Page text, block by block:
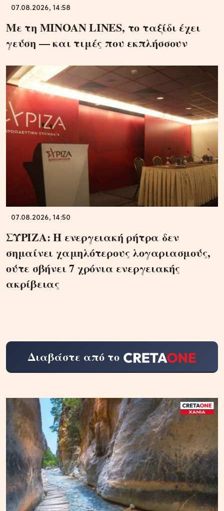
07.08.2026, 14:58
Με τη MINOAN LINES, το ταξίδι έχει
γεύση — και τιμές που εκπλήσσουν
07.08.2026, 14:50
ΣΥΡΙΖΑ: Η ενεργειακή ρήτρα δεν
σημαίνει χαμηλότερους λογαριασμούς,
ούτε σβήνει 7 χρόνια ενεργειακής
ακρίβειας
Διαβάστε από το